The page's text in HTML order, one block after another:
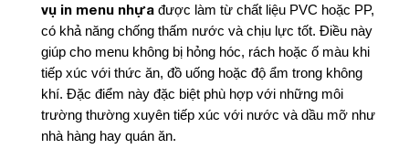
vụ in menu nhựa được làm từ chất liệu PVC hoặc PP,
có khả năng chống thấm nước và chịu lực tốt. Điều này
giúp cho menu không bị hỏng hóc, rách hoặc ố màu khi
tiếp xúc với thức ăn, đồ uống hoặc độ ẩm trong không
khí. Đặc điểm này đặc biệt phù hợp với những môi
trường thường xuyên tiếp xúc với nước và dầu mỡ như
nhà hàng hay quán ăn.